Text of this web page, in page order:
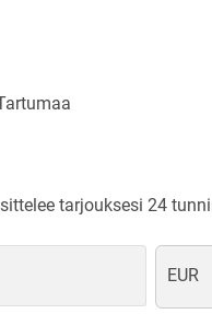
tarjouksesi 24
EUR